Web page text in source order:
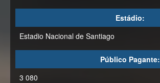
Estádio:
Estadio Nacional de Santiago
Público Pagante:
3 080